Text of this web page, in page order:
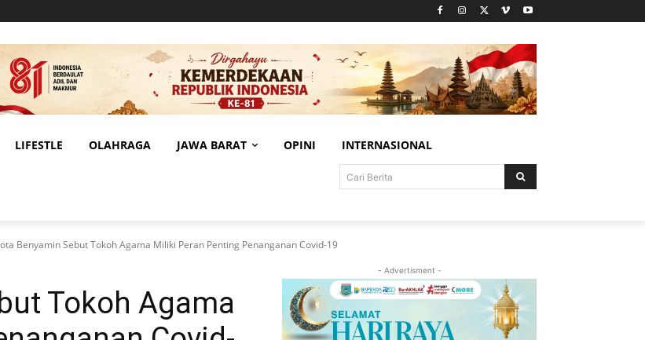
LIFESTLE OLAHRAGA JAWA BARAT OPINI INTERNASIONAL
Cari Berita
Benyamin Sebut Tokoh Agama Miliki Peran Penting Penanganan Covid-19
Tokoh Agama
- Advertisment -